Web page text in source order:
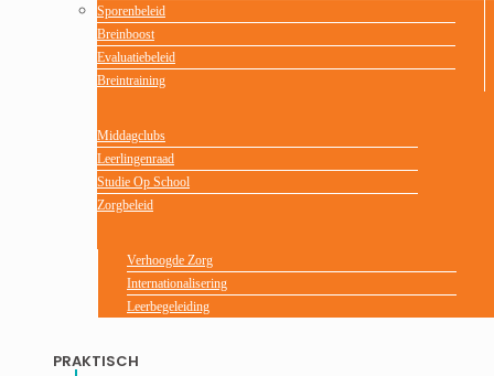
Sporenbeleid
Breinboost
Evaluatiebeleid
Breintraining
Middagclubs
Leerlingenraad
Studie Op School
Zorgbeleid
Verhoogde Zorg
Internationalisering
Leerbegeleiding
PRAKTISCH